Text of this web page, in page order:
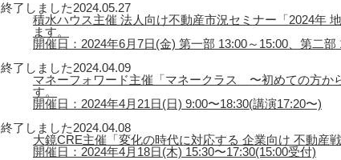
終了しました2024.05.27
積水ハウス主催 法人向け不動産市況セミナー「2024年
ます。
開催日：2024年6月7日(金) 第一部 13:00～15:00、第二部
終了しました2024.04.09
マネーフォワード主催「マネークラス 〜初めての方か
す。
開催日：2024年4月21日(日) 9:00〜18:30(講演17:20〜)
終了しました2024.04.08
大鏡CRE主催「変化の時代に対応する 企業向け 不動産
開催日：2024年4月18日(木) 15:30〜17:30(15:00受付)